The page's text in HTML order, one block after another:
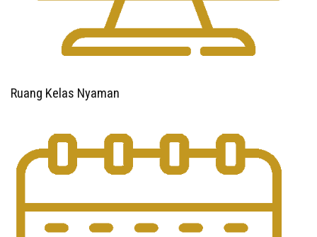
Ruang Kelas Nyaman